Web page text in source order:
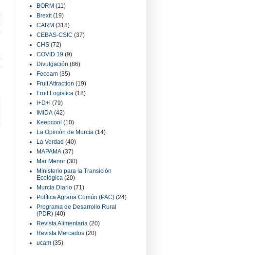
BORM (11)
Brexit (19)
CARM (318)
CEBAS-CSIC (37)
CHS (72)
COVID 19 (9)
Divulgación (86)
Fecoam (35)
Fruit Attraction (19)
Fruit Logistica (18)
I+D+i (79)
IMIDA (42)
Keepcool (10)
La Opinión de Murcia (14)
La Verdad (40)
MAPAMA (37)
Mar Menor (30)
Ministerio para la Transición
Ecológica (20)
Murcia Diario (71)
Política Agraria Común (PAC) (24)
Programa de Desarrollo Rural
(PDR) (40)
Revista Alimentaria (20)
Revista Mercados (20)
ucam (35)